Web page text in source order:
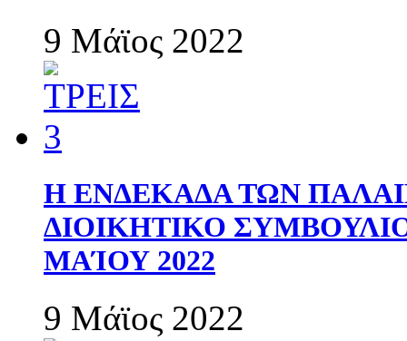
9 Μάϊος 2022
Η ΕΝΔΕΚΑΔΑ ΤΩΝ
ΔΙΟΙΚΗΤΙΚΟ
ΜΑΊΟΥ 2022
9 Μάϊος 2022